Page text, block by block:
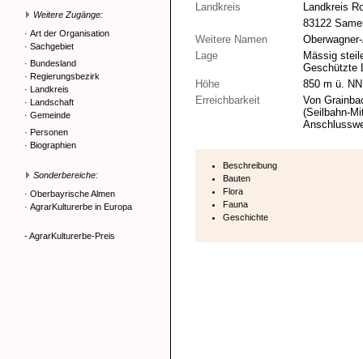
Weitere Zugänge:
· Art der Organisation
· Sachgebiet
· Bundesland
· Regierungsbezirk
· Landkreis
· Landschaft
· Gemeinde
· Personen
· Biographien
Sonderbereiche:
· Oberbayrische Almen
· AgrarKulturerbe in Europa
- AgrarKulturerbe-Preis
Landkreis
Landkreis
83122
Weitere Namen
Lage
Mässig
Geschützte
Höhe
850 m ü. NN
Erreichbarkeit
Von
(Seilbahn-
Beschreibung
Bauten
Flora
Fauna
Geschichte